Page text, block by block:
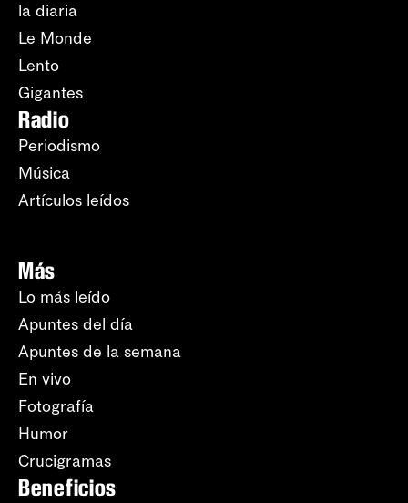
la diaria
Le Monde
Lento
Gigantes
Radio
Periodismo
Música
Artículos leídos
Más
Lo más leído
Apuntes del día
Apuntes de la semana
En vivo
Fotografía
Humor
Crucigramas
Beneficios